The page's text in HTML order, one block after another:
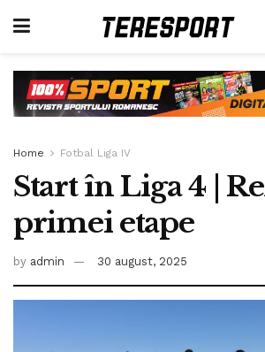
Home Fotbal Liga IV
Start în Liga 4 |
primei etape
by admin 30 august, 2025